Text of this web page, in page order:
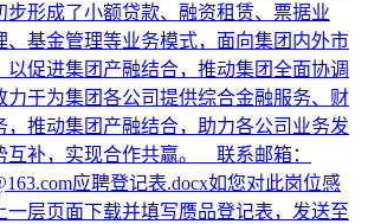
步形成了小额贷款、融资租赁、票据业
、基金管理等业务模式，面向集团内外市
以促进集团产融结合，推动集团全面协调
力于为集团各公司提供综合金融服务、财
，推动集团产融结合，助力各公司业务发
互补，实现合作共赢。 联系邮箱：
应聘登记表.docx如您对此岗位感
一层页面下载并填写赝品登记表，发送至